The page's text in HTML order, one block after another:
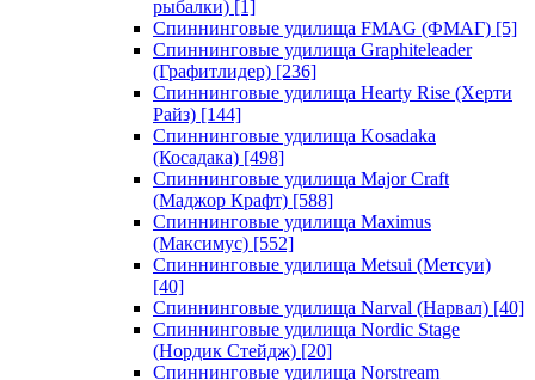
рыбалки) [1]
Спиннинговые удилища FMAG (ФМАГ) [5]
Спиннинговые удилища Graphiteleader
(Графитлидер) [236]
Спиннинговые удилища Hearty Rise (Херти
Райз) [144]
Спиннинговые удилища Kosadaka
(Косадака) [498]
Спиннинговые удилища Major Craft
(Маджор Крафт) [588]
Спиннинговые удилища Maximus
(Максимус) [552]
Спиннинговые удилища Metsui (Метсуи)
[40]
Спиннинговые удилища Narval (Нарвал) [40]
Спиннинговые удилища Nordic Stage
(Нордик Стейдж) [20]
Спиннинговые удилища Norstream